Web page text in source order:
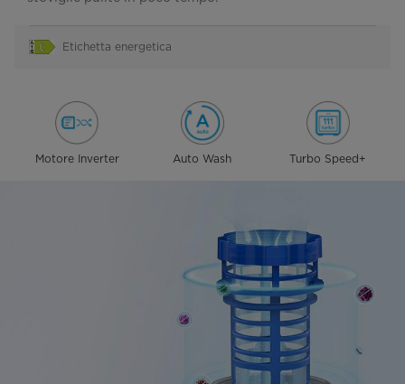
Etichetta energetica
Motore Inverter Auto Wash Turbo Speed+